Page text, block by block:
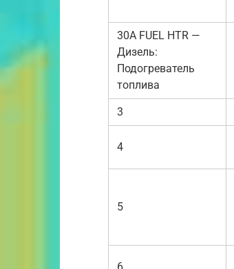
30A FUEL HTR —
Дизель:
Подогреватель
топлива
3
4
5